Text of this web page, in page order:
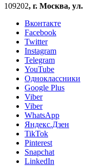
109202, г. Москва, ул.
Вконтакте
Facebook
Twitter
Instagram
Telegram
YouTube
Одноклассники
Google Plus
Viber
Viber
WhatsApp
Яндекс.Дзен
TikTok
Pinterest
Snapchat
LinkedIn